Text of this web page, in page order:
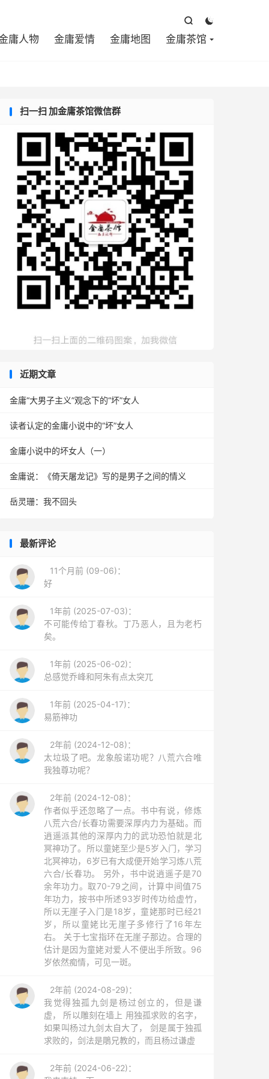


庸人物 金庸爱情 金庸地图 金庸茶馆
扫一扫 加金庸茶馆微信群
近期文章
金庸“大男子主义”观念下的“坏”女人
读者认定的金庸小说中的“坏”女人
金庸小说中的坏女人（一）
金庸说：《倚天屠龙记》写的是男子之间的情义
岳灵珊：我不回头
最新评论
11个月前 (09-06)：
好
1年前 (2025-07-03)：
不可能传给丁春秋。丁乃恶人，且为老朽
矣。
1年前 (2025-06-02)：
总感觉乔峰和阿朱有点太突兀
1年前 (2025-04-17)：
易筋神功
2年前 (2024-12-08)：
太垃圾了吧。龙象般诺功呢？八荒六合唯
我独尊功呢？
2年前 (2024-12-08)：
作者似乎还忽略了一点。书中有说，修炼
八荒六合/长春功需要深厚内力为基础。而
逍遥派其他的深厚内力的武功恐怕就是北
冥神功了。所以童姥至少是5岁入门，学习
北冥神功，6岁已有大成便开始学习炼八荒
六合/长春功。 另外，书中说逍遥子是70
余年功力。取70-79之间，计算中间值75
年功力，按书中所述93岁时传功给虚竹，
所以无崖子入门是18岁，童姥那时已经21
岁，所以童姥比无崖子多修行了16年左
右。 关于七宝指环在无崖子那边。合理的
估计是因为童姥对爱人不便出手所致。96
岁依然痴情，可见一斑。
2年前 (2024-08-29)：
我觉得独孤九剑是杨过创立的，但是谦
虚， 所以雕刻在墙上 用独孤求败的名字，
如果叫杨过九剑太自大了， 剑是属于独孤
求败的，剑法是鵰兄教的，而且杨过谦虚
2年前 (2024-06-22)：